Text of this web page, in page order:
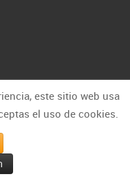
este sitio web usa
el uso de cookies.